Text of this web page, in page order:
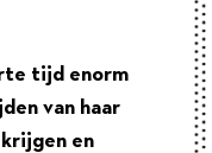
tijd enorm
van haar
en